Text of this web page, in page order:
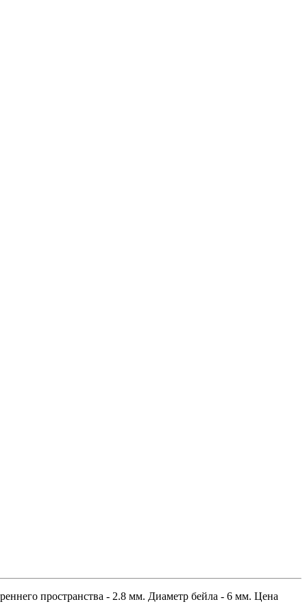
пространства - 2.8 мм. Диаметр бейла - 6 мм. Цена